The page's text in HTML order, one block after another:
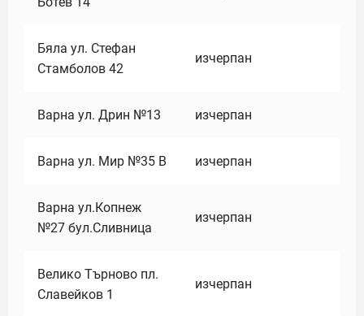
Бяла ул. Стефан
Стамболов 42
изчерпан
Варна ул. Дрин №13 изчерпан
Варна ул. Мир №35 В изчерпан
Варна ул.Копнеж
№27 бул.Сливница
изчерпан
Велико Търново пл.
Славейков 1
изчерпан